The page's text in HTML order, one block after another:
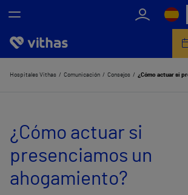
Nosotros
Servicios de salud
Equipo médico y asistencial
Información útil
Hospitales Vithas Comunicación Consejos
¿Cómo actuar si
presenciamos un
ahogamiento?